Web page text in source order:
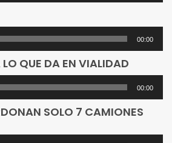
00:00
QUE DA EN VIALIDAD
00:00
SOLO 7 CAMIONES